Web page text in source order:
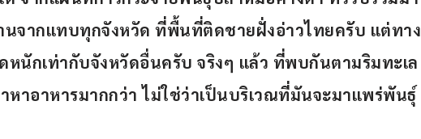
นจากแทบทุกจังหวัด ที่พื้นที่ติดชายฝั่งอ่าวไทยครับ แต่ทาง
หนักเท่ากับจังหวัดอื่นครับ จริงๆ แล้ว ที่พบกันตามริมทะเล
าอาหารมากกว่า ไม่ใช่ว่าเป็นบริเวณที่มันจะมาแพร่พันธุ์